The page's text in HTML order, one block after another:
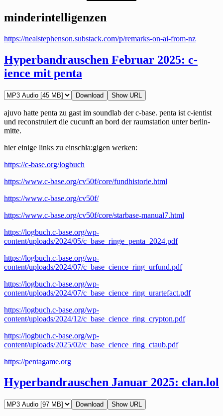
minderintelligenzen
https://nealstephenson.substack.com/p/remarks-on-ai-from-nz
Hyperbandrauschen Februar 2025: c-
ience mit penta
Download Show URL
ajuvo hatte penta zu gast im soundlab der c-base. penta ist c-ientist
und reconstruiert die cucunft an bord der raumstation unter berlin-
mitte.
hier einige links zu einschla:gigen werken:
https://c-base.org/logbuch
https://www.c-base.org/cv50f/core/fundhistorie.html
https://www.c-base.org/cv50f/
https://www.c-base.org/cv50f/core/starbase-manual7.html
https://logbuch.c-base.org/wp-
content/uploads/2024/05/c_base_ringe_penta_2024.pdf
https://logbuch.c-base.org/wp-
content/uploads/2024/07/c_base_cience_ring_urfund.pdf
https://logbuch.c-base.org/wp-
content/uploads/2024/07/c_base_cience_ring_urartefact.pdf
https://logbuch.c-base.org/wp-
content/uploads/2024/12/c_base_cience_ring_crypton.pdf
https://logbuch.c-base.org/wp-
content/uploads/2025/02/c_base_cience_ring_ctaub.pdf
https://pentagame.org
Hyperbandrauschen Januar 2025: clan.lol
Download Show URL